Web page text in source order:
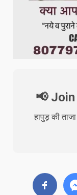
📢 Join
हापुड़ की